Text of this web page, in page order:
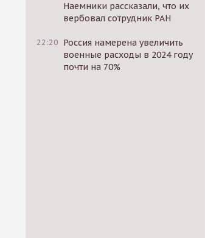
Наемники рассказали, что их
вербовал сотрудник РАН
22:20 Россия намерена увеличить
военные расходы в 2024 году
почти на 70%